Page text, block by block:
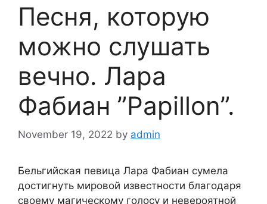
Песня, которую
можно слушать
вечно. Лара
Фабиан ”Papillon”.
November 19, 2022 by admin
Бельгийская певица Лара Фабиан сумела
достигнуть мировой известности благодаря
своему магическому голосу и невероятной